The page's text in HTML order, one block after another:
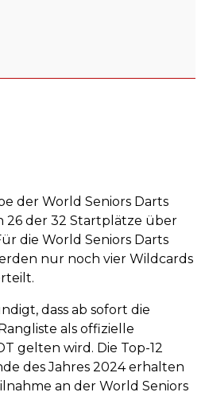
der World Seniors Darts
26 der 32 Startplätze über
die World Seniors Darts
nur noch vier Wildcards
dass ab sofort die
als offizielle
gelten wird. Die Top-12
des Jahres 2024 erhalten
an der World Seniors